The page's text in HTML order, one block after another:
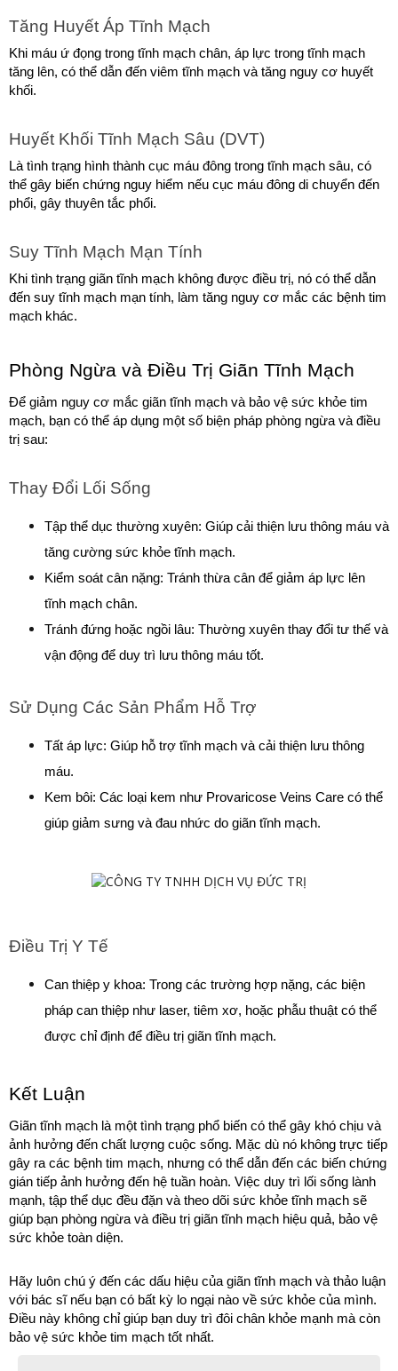
Tăng Huyết Áp Tĩnh Mạch
Khi máu ứ đọng trong tĩnh mạch chân, áp lực trong tĩnh mạch
tăng lên, có thể dẫn đến viêm tĩnh mạch và tăng nguy cơ huyết
khối.
Huyết Khối Tĩnh Mạch Sâu (DVT)
Là tình trạng hình thành cục máu đông trong tĩnh mạch sâu, có
thể gây biến chứng nguy hiểm nếu cục máu đông di chuyển đến
phổi, gây thuyên tắc phổi.
Suy Tĩnh Mạch Mạn Tính
Khi tình trạng giãn tĩnh mạch không được điều trị, nó có thể dẫn
đến suy tĩnh mạch mạn tính, làm tăng nguy cơ mắc các bệnh tim
mạch khác.
Phòng Ngừa và Điều Trị Giãn Tĩnh Mạch
Để giảm nguy cơ mắc giãn tĩnh mạch và bảo vệ sức khỏe tim
mạch, bạn có thể áp dụng một số biện pháp phòng ngừa và điều
trị sau:
Thay Đổi Lối Sống
Tập thể dục thường xuyên: Giúp cải thiện lưu thông máu và
tăng cường sức khỏe tĩnh mạch.
Kiểm soát cân nặng: Tránh thừa cân để giảm áp lực lên
tĩnh mạch chân.
Tránh đứng hoặc ngồi lâu: Thường xuyên thay đổi tư thế và
vận động để duy trì lưu thông máu tốt.
Sử Dụng Các Sản Phẩm Hỗ Trợ
Tất áp lực: Giúp hỗ trợ tĩnh mạch và cải thiện lưu thông
máu.
Kem bôi: Các loại kem như Provaricose Veins Care có thể
giúp giảm sưng và đau nhức do giãn tĩnh mạch.
Điều Trị Y Tế
Can thiệp y khoa: Trong các trường hợp nặng, các biện
pháp can thiệp như laser, tiêm xơ, hoặc phẫu thuật có thể
được chỉ định để điều trị giãn tĩnh mạch.
Kết Luận
Giãn tĩnh mạch là một tình trạng phổ biến có thể gây khó chịu và
ảnh hưởng đến chất lượng cuộc sống. Mặc dù nó không trực tiếp
gây ra các bệnh tim mạch, nhưng có thể dẫn đến các biến chứng
gián tiếp ảnh hưởng đến hệ tuần hoàn. Việc duy trì lối sống lành
mạnh, tập thể dục đều đặn và theo dõi sức khỏe tĩnh mạch sẽ
giúp bạn phòng ngừa và điều trị giãn tĩnh mạch hiệu quả, bảo vệ
sức khỏe toàn diện.
Hãy luôn chú ý đến các dấu hiệu của giãn tĩnh mạch và thảo luận
với bác sĩ nếu bạn có bất kỳ lo ngại nào về sức khỏe của mình.
Điều này không chỉ giúp bạn duy trì đôi chân khỏe mạnh mà còn
bảo vệ sức khỏe tim mạch tốt nhất.